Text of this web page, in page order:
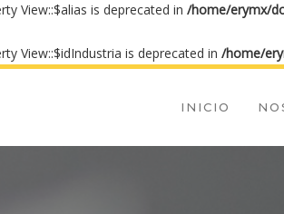
View::$alias is deprecated in /home/erymx/
View::$idIndustria is deprecated in /home/
INICIO